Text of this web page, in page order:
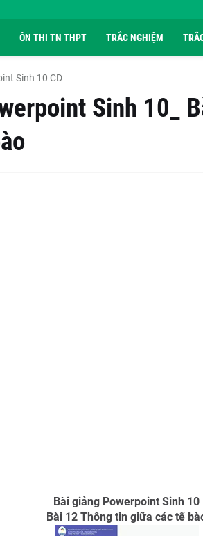
ÔN THI TN THPT TRẮC NGHIỆM
Sinh 10 CD
Sinh 10_
Bài giảng Powerpoint Sinh 10
Bài 12 Thông tin giữa các tế